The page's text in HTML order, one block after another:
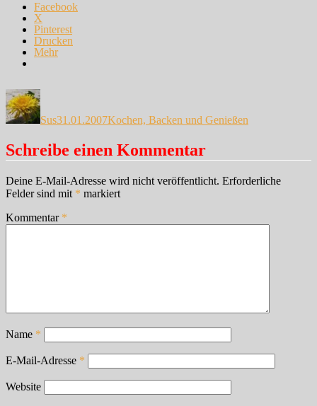
Facebook
X
Pinterest
Drucken
Mehr
Autor
Sus31.01.2007Kochen, Backen und Genießen
Schreibe einen Kommentar
Deine E-Mail-Adresse wird nicht veröffentlicht. Erforderliche
Felder sind mit * markiert
Kommentar *
Name *
E-Mail-Adresse *
Website